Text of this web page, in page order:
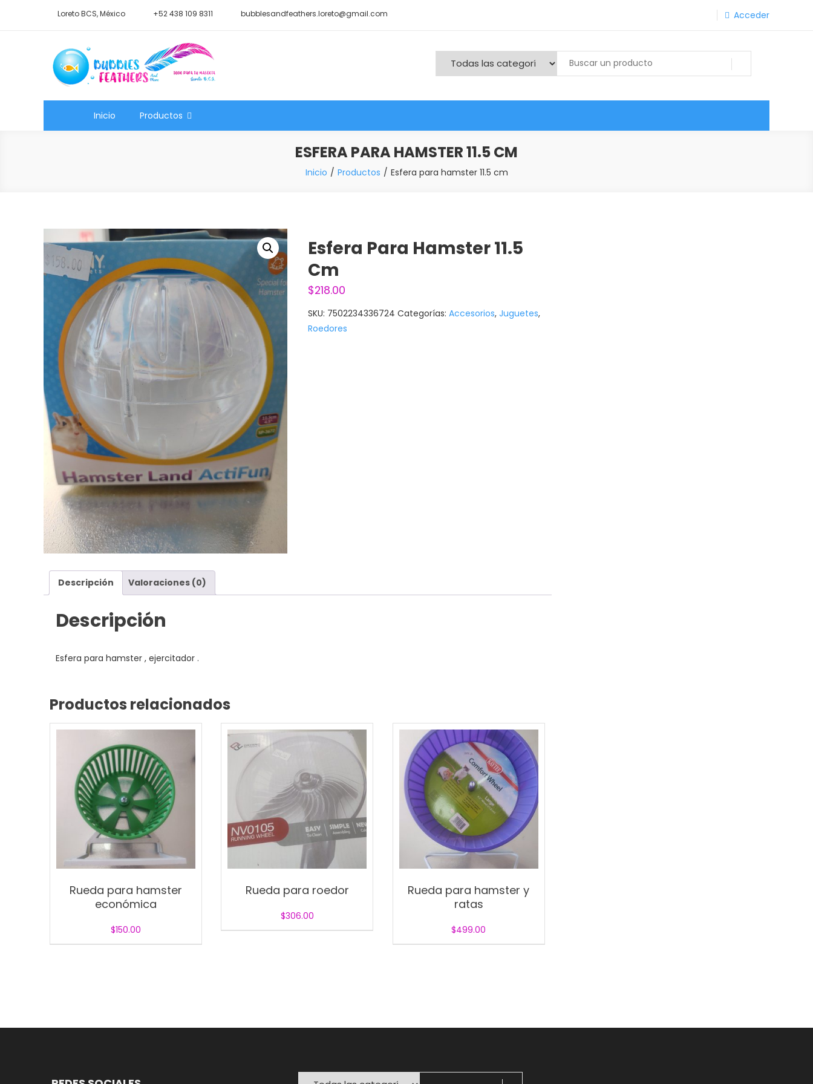
Loreto BCS, México +52 438 109 8311 bubblesandfeathers.loreto@gmail.com Acceder
Shop Bubbles Feathers And More
Inicio
Productos
ESFERA PARA HAMSTER 11.5 CM
Inicio Productos Esfera para hamster 11.5 cm
Esfera Para Hamster 11.5
Cm
$218.00
SKU: 7502234336724 Categorías: Accesorios, Juguetes,
Roedores
Descripción Valoraciones (0)
Descripción
Esfera para hamster , ejercitador .
Productos relacionados
Rueda para hamster
económica
$150.00
Rueda para roedor
$306.00
Rueda para hamster y
ratas
$499.00